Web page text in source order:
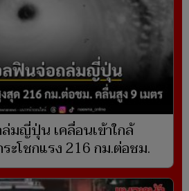
มญี่ปุ่น เคลื่อนเข้าใกล้
ะโชกแรง 216 กม.ต่อชม.